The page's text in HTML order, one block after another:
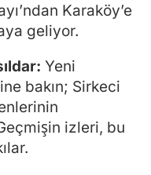
Karaköy’e
geliyor.
Yeni
bakın; Sirkeci
izleri, bu